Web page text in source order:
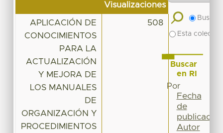
Visualizaciones
APLICACIÓN DE
CONOCIMIENTOS
PARA LA
ACTUALIZACIÓN
Y MEJORA DE
LOS MANUALES
DE
ORGANIZACIÓN Y
PROCEDIMIENTOS
508
Buscar
Esta
Buscar
en RI
Por
Fecha
de
publicación
Autor